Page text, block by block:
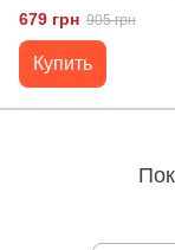
Черный
679 грн 905 грн
Купить